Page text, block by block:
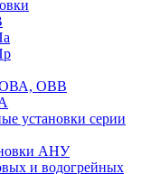
ОВА, ОВВ
установки серии
АНУ
и водогрейных